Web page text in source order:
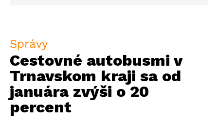
Správy
Cestovné autobusmi v
Trnavskom kraji sa od
januára zvýši o 20
percent